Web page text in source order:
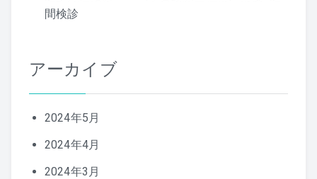
間検診
アーカイブ
2024年5月
2024年4月
2024年3月